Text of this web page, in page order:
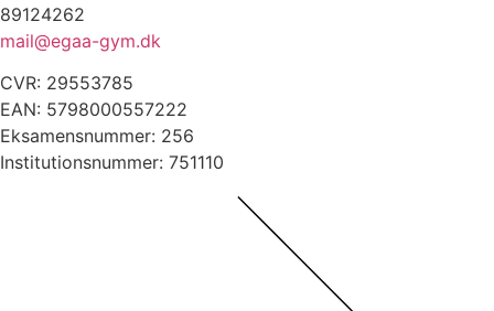
89124262
mail@egaa-gym.dk
CVR: 29553785
EAN: 5798000557222
Eksamensnummer: 256
Institutionsnummer: 751110